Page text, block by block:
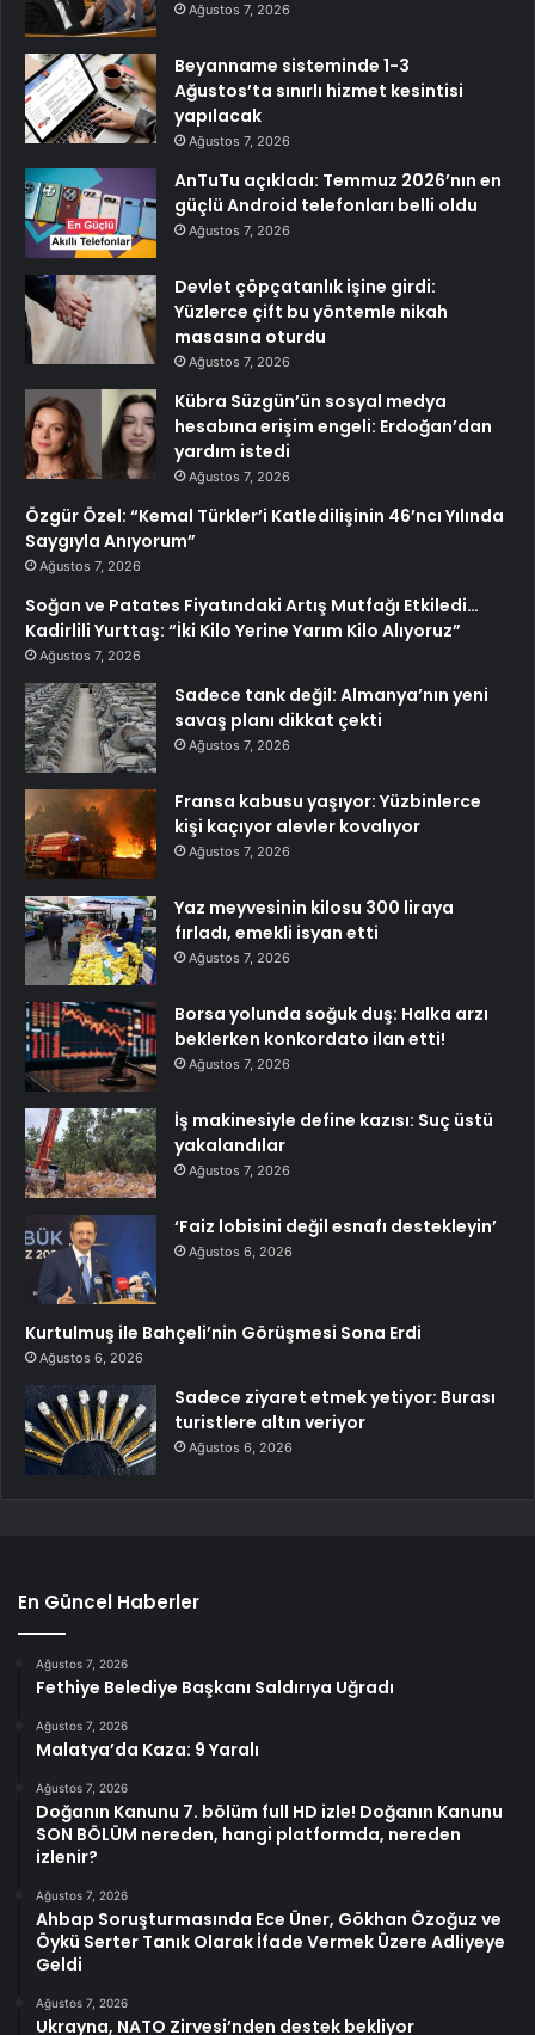
Ağustos 7, 2026
Beyanname sisteminde 1-3
Ağustos’ta sınırlı hizmet kesintisi
yapılacak
Ağustos 7, 2026
AnTuTu açıkladı: Temmuz 2026’nın en
güçlü Android telefonları belli oldu
Ağustos 7, 2026
Devlet çöpçatanlık işine girdi:
Yüzlerce çift bu yöntemle nikah
masasına oturdu
Ağustos 7, 2026
Kübra Süzgün’ün sosyal medya
hesabına erişim engeli: Erdoğan’dan
yardım istedi
Ağustos 7, 2026
Özgür Özel: “Kemal Türkler’i Katledilişinin 46’ncı Yılında
Saygıyla Anıyorum”
Ağustos 7, 2026
Soğan ve Patates Fiyatındaki Artış Mutfağı Etkiledi…
Kadirlili Yurttaş: “İki Kilo Yerine Yarım Kilo Alıyoruz”
Ağustos 7, 2026
Sadece tank değil: Almanya’nın yeni
savaş planı dikkat çekti
Ağustos 7, 2026
Fransa kabusu yaşıyor: Yüzbinlerce
kişi kaçıyor alevler kovalıyor
Ağustos 7, 2026
Yaz meyvesinin kilosu 300 liraya
fırladı, emekli isyan etti
Ağustos 7, 2026
Borsa yolunda soğuk duş: Halka arzı
beklerken konkordato ilan etti!
Ağustos 7, 2026
İş makinesiyle define kazısı: Suç üstü
yakalandılar
Ağustos 7, 2026
‘Faiz lobisini değil esnafı destekleyin’
Ağustos 6, 2026
Kurtulmuş ile Bahçeli’nin Görüşmesi Sona Erdi
Ağustos 6, 2026
Sadece ziyaret etmek yetiyor: Burası
turistlere altın veriyor
Ağustos 6, 2026
En Güncel Haberler
Ağustos 7, 2026
Fethiye Belediye Başkanı Saldırıya Uğradı
Ağustos 7, 2026
Malatya’da Kaza: 9 Yaralı
Ağustos 7, 2026
Doğanın Kanunu 7. bölüm full HD izle! Doğanın Kanunu
SON BÖLÜM nereden, hangi platformda, nereden
izlenir?
Ağustos 7, 2026
Ahbap Soruşturmasında Ece Üner, Gökhan Özoğuz ve
Öykü Serter Tanık Olarak İfade Vermek Üzere Adliyeye
Geldi
Ağustos 7, 2026
Ukrayna, NATO Zirvesi’nden destek bekliyor